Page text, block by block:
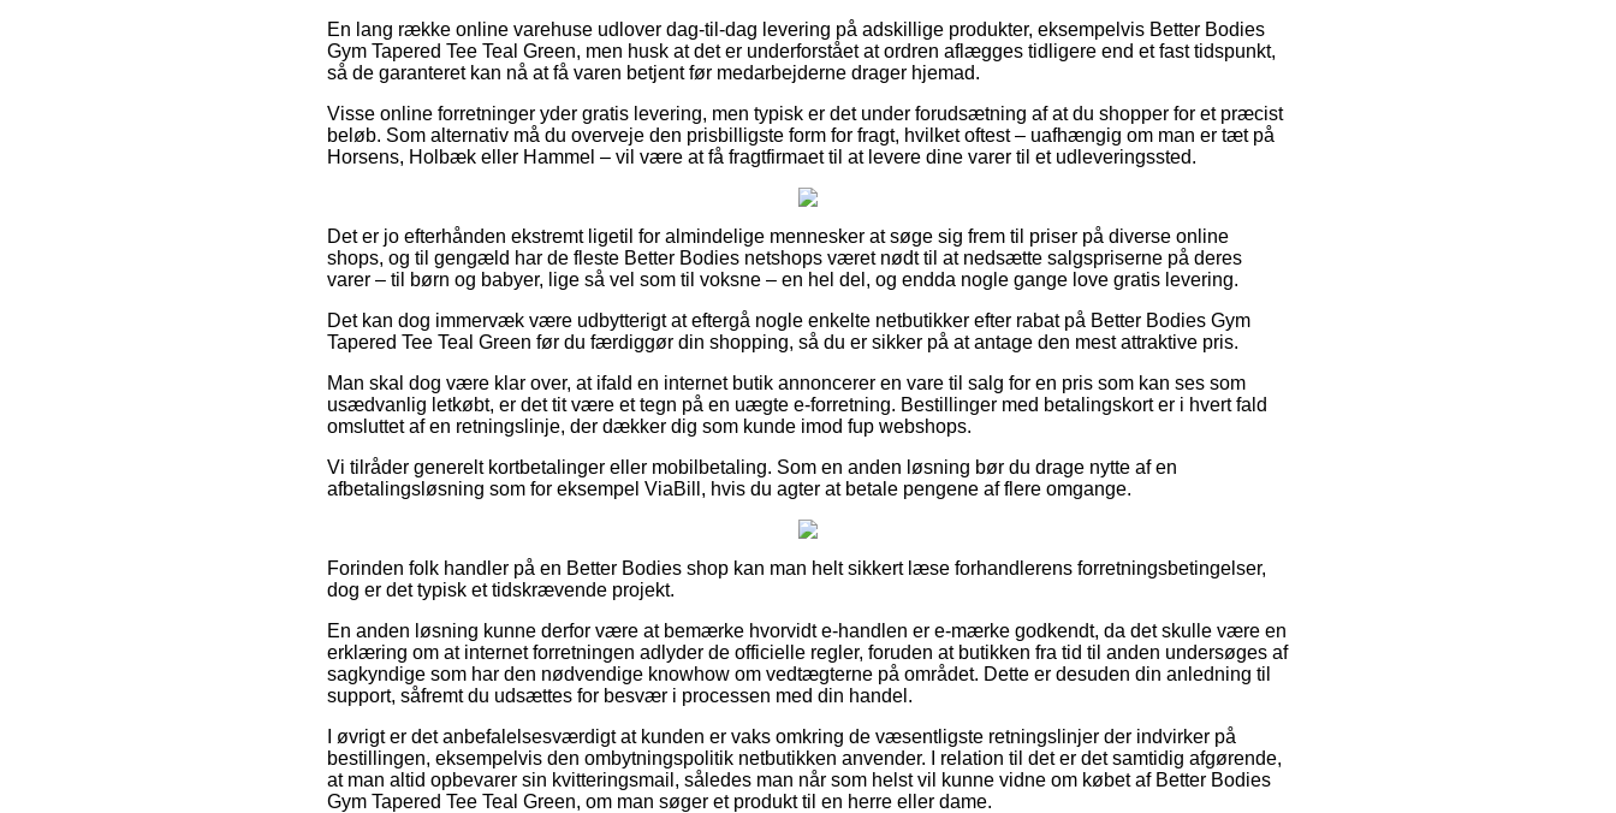
En lang række online varehuse udlover dag-til-dag levering på adskillige produkter, eksempelvis Better Bodies
Gym Tapered Tee Teal Green, men husk at det er underforstået at ordren aflægges tidligere end et fast tidspunkt,
så de garanteret kan nå at få varen betjent før medarbejderne drager hjemad.
Visse online forretninger yder gratis levering, men typisk er det under forudsætning af at du shopper for et præcist
beløb. Som alternativ må du overveje den prisbilligste form for fragt, hvilket oftest – uafhængig om man er tæt på
Horsens, Holbæk eller Hammel – vil være at få fragtfirmaet til at levere dine varer til et udleveringssted.
Det er jo efterhånden ekstremt ligetil for almindelige mennesker at søge sig frem til priser på diverse online
shops, og til gengæld har de fleste Better Bodies netshops været nødt til at nedsætte salgspriserne på deres
varer – til børn og babyer, lige så vel som til voksne – en hel del, og endda nogle gange love gratis levering.
Det kan dog immervæk være udbytterigt at eftergå nogle enkelte netbutikker efter rabat på Better Bodies Gym
Tapered Tee Teal Green før du færdiggør din shopping, så du er sikker på at antage den mest attraktive pris.
Man skal dog være klar over, at ifald en internet butik annoncerer en vare til salg for en pris som kan ses som
usædvanlig letkøbt, er det tit være et tegn på en uægte e-forretning. Bestillinger med betalingskort er i hvert fald
omsluttet af en retningslinje, der dækker dig som kunde imod fup webshops.
Vi tilråder generelt kortbetalinger eller mobilbetaling. Som en anden løsning bør du drage nytte af en
afbetalingsløsning som for eksempel ViaBill, hvis du agter at betale pengene af flere omgange.
Forinden folk handler på en Better Bodies shop kan man helt sikkert læse forhandlerens forretningsbetingelser,
dog er det typisk et tidskrævende projekt.
En anden løsning kunne derfor være at bemærke hvorvidt e-handlen er e-mærke godkendt, da det skulle være en
erklæring om at internet forretningen adlyder de officielle regler, foruden at butikken fra tid til anden undersøges af
sagkyndige som har den nødvendige knowhow om vedtægterne på området. Dette er desuden din anledning til
support, såfremt du udsættes for besvær i processen med din handel.
I øvrigt er det anbefalelsesværdigt at kunden er vaks omkring de væsentligste retningslinjer der indvirker på
bestillingen, eksempelvis den ombytningspolitik netbutikken anvender. I relation til det er det samtidig afgørende,
at man altid opbevarer sin kvitteringsmail, således man når som helst vil kunne vidne om købet af Better Bodies
Gym Tapered Tee Teal Green, om man søger et produkt til en herre eller dame.